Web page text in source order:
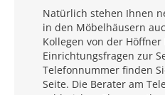
Natürlich stehen Ihnen
in den Möbelhäusern
Kollegen von der
Einrichtungsfragen zur
Telefonnummer finden
Seite. Die Berater am